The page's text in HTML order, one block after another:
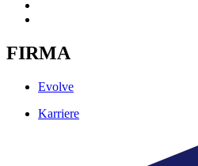
FIRMA
Evolve
Karriere